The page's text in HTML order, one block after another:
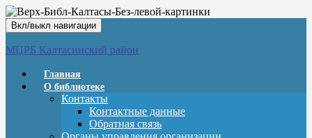
Вкл/выкл навигации
МЦРБ Калтасинский район
Главная
О библиотеке
Контакты
Контактные данные
Обратная связь